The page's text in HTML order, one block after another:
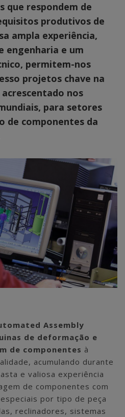
que respondem de
produtivos de
ampla experiência,
engenharia e um
permitem-nos
projetos chave na
nos
para setores
de componentes da
Assembly
de deformação e
de componentes à
acumulando durante
e valiosa experiência
de componentes com
por tipo de peça
reclinadores, sistemas